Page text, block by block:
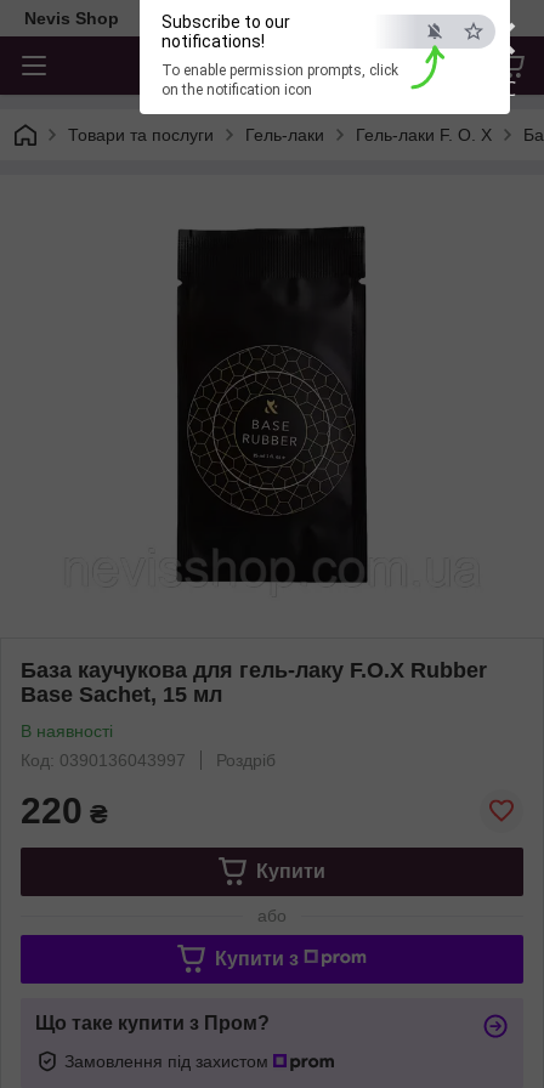
×
ESC
Subscribe to our
notifications!
To enable permission prompts, click
on the notification icon
Nevis Shop
Товари та послуги Гель-лаки Гель-лаки F. O. X
База каучукова для гель-лаку F.O.X Rubber
Base Sachet, 15 мл
В наявності
Код: 0390136043997
Роздріб
220 ₴
Купити
або
Купити з
Що таке купити з Пром?
Замовлення під захистом